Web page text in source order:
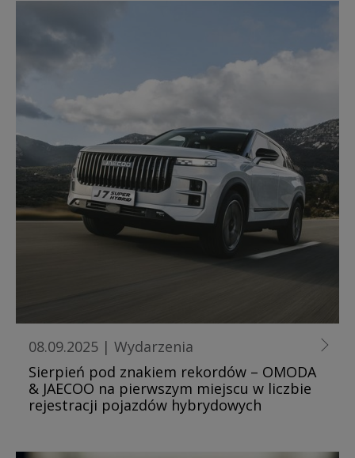
08.09.2025 | Wydarzenia
Sierpień pod znakiem rekordów – OMODA
& JAECOO na pierwszym miejscu w liczbie
rejestracji pojazdów hybrydowych